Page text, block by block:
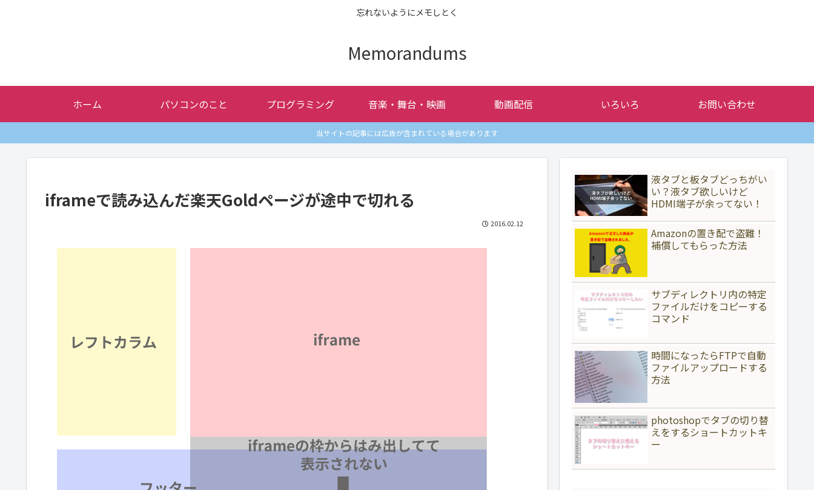
忘れないようにメモしとく
Memorandums
ホーム パソコンのこと プログラミング 音楽・舞台・映画 動画配信 いろいろ お問い合わせ
当サイトの記事には広告が含まれている場合があります
iframeで読み込んだ楽天Goldページが途中で切れる
2016.02.12
液タブと板タブどっちがい
い？液タブ欲しいけど
HDMI端子が余ってない！
Amazonの置き配で盗難！
補償してもらった方法
サブディレクトリ内の特定
ファイルだけをコピーする
コマンド
時間になったらFTPで自動
ファイルアップロードする
方法
photoshopでタブの切り替
えをするショートカットキ
ー